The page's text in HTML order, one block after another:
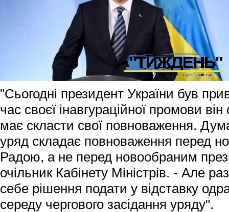
"Сьогодні президент України був
час своєї інавгураційної промови
має скласти свої повноваження.
уряд складає повноваження перед
Радою, а не перед новообраним
очільник Кабінету Міністрів. - Але
себе рішення подати у відставку
середу чергового засідання уряду".